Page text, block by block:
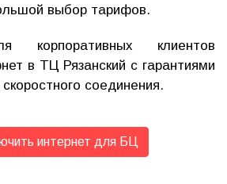
выбор тарифов.
корпоративных клиентов
в ТЦ Рязанский с гарантиями
соединения.
интернет для БЦ